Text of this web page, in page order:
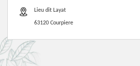
Lieu dit Layat
63120 Courpiere